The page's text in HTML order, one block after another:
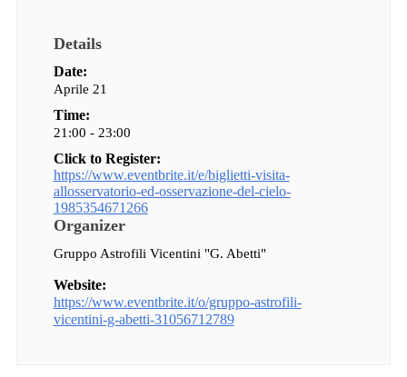
Details
Date:
Aprile 21
Time:
21:00 - 23:00
Click to Register:
https://www.eventbrite.it/e/biglietti-visita-
allosservatorio-ed-osservazione-del-cielo-
1985354671266
Organizer
Gruppo Astrofili Vicentini "G. Abetti"
Website:
https://www.eventbrite.it/o/gruppo-astrofili-
vicentini-g-abetti-31056712789